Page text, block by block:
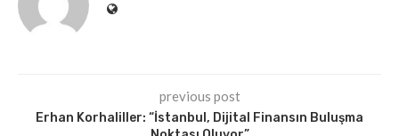
previous post
Erhan Korhaliller: “İstanbul, Dijital Finansın Buluşma